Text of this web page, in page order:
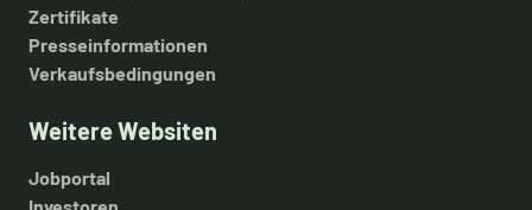
Zertifikate
Presseinformationen
Verkaufsbedingungen
Weitere Websiten
Jobportal